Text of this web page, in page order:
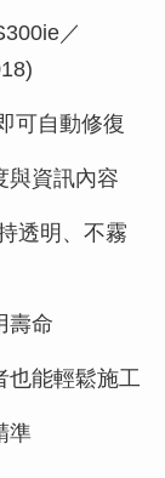
／
可自動修復
與資訊內容
透明、不霧
壽命
也能輕鬆施工
準